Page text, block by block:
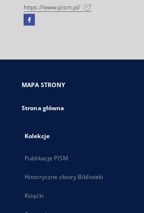
https://www.pism.pl/
Facebook
się
karcie
MAPA STRONY
Strona główna
Kolekcje
Publikacje PISM
Historyczne zbiory Biblioteki
Książki